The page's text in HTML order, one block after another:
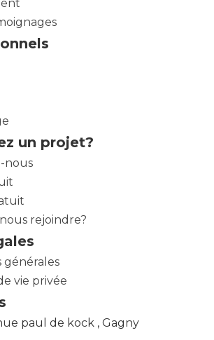
un projet?
nous
rejoindre?
générales
vie privée
paul de kock , Gagny